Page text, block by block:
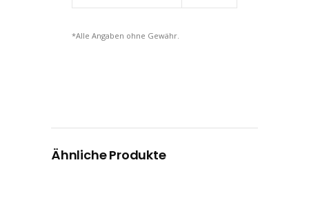
*Alle Angaben ohne Gewähr.
Ähnliche Produkte